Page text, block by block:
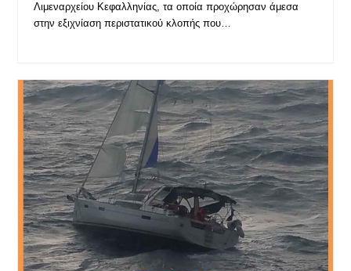
Λιμεναρχείου Κεφαλληνίας, τα οποία προχώρησαν άμεσα
στην εξιχνίαση περιστατικού κλοπής που…